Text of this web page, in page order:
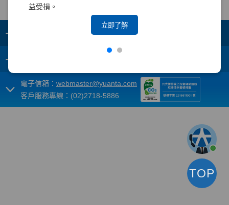
益受損。
立即了解
+
+
電子信箱： webmaster@yuanta.com
客戶服務專線：(02)2718-5886
TOP